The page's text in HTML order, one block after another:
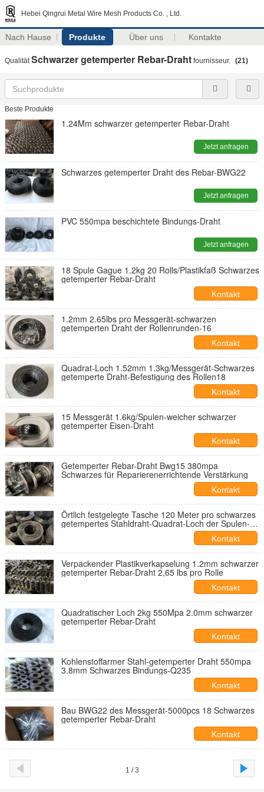
Hebei Qingrui Metal Wire Mesh Products Co. , Ltd.
Nach Hause Produkte Über uns Kontakte
QualitätSchwarzer getemperter Rebar-Draht fournisseur. (21)
Beste Produkte
1.24Mm schwarzer getemperter Rebar-Draht
Jetzt anfragen
Schwarzes getemperter Draht des Rebar-BWG22
Jetzt anfragen
PVC 550mpa beschichtete Bindungs-Draht
Jetzt anfragen
18 Spule Gague 1.2kg 20 Rolls/Plastikfaß Schwarzes
getemperter Rebar-Draht
Kontakt
1.2mm 2.65lbs pro Messgerät-schwarzen
getemperten Draht der Rollenrunden-16
Kontakt
Quadrat-Loch 1.52mm 1.3kg/Messgerät-Schwarzes
getemperte Draht-Befestigung des Rollen18
Kontakt
15 Messgerät 1.6kg/Spulen-weicher schwarzer
getemperter Eisen-Draht
Kontakt
Getemperter Rebar-Draht Bwg15 380mpa
Schwarzes für Reparierenerrichtende Verstärkung
Kontakt
Örtlich festgelegte Tasche 120 Meter pro schwarzes
getempertes Stahldraht-Quadrat-Loch der Spulen-
Kontakt
Verpackender Plastikverkapselung 1.2mm schwarzer
getemperter Rebar-Draht 2,65 lbs pro Rolle
Kontakt
Quadratischer Loch 2kg 550Mpa 2.0mm schwarzer
getemperter Rebar-Draht
Kontakt
Kohlenstoffarmer Stahl-getemperter Draht 550mpa
3.8mm Schwarzes Bindungs-Q235
Kontakt
Bau BWG22 des Messgerät-5000pcs 18 Schwarzes
getemperter Rebar-Draht
Kontakt
1 / 3